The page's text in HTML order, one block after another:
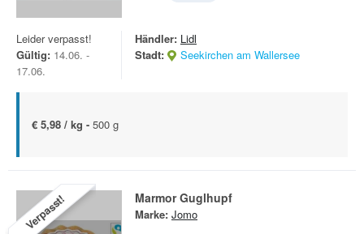
Leider verpasst!
Gültig: 14.06. -
17.06.
Händler: Lidl
Stadt:
Seekirchen am Wallersee
€ 5,98 / kg - 500 g
Verpasst! Marmor Guglhupf
Marke: Jomo